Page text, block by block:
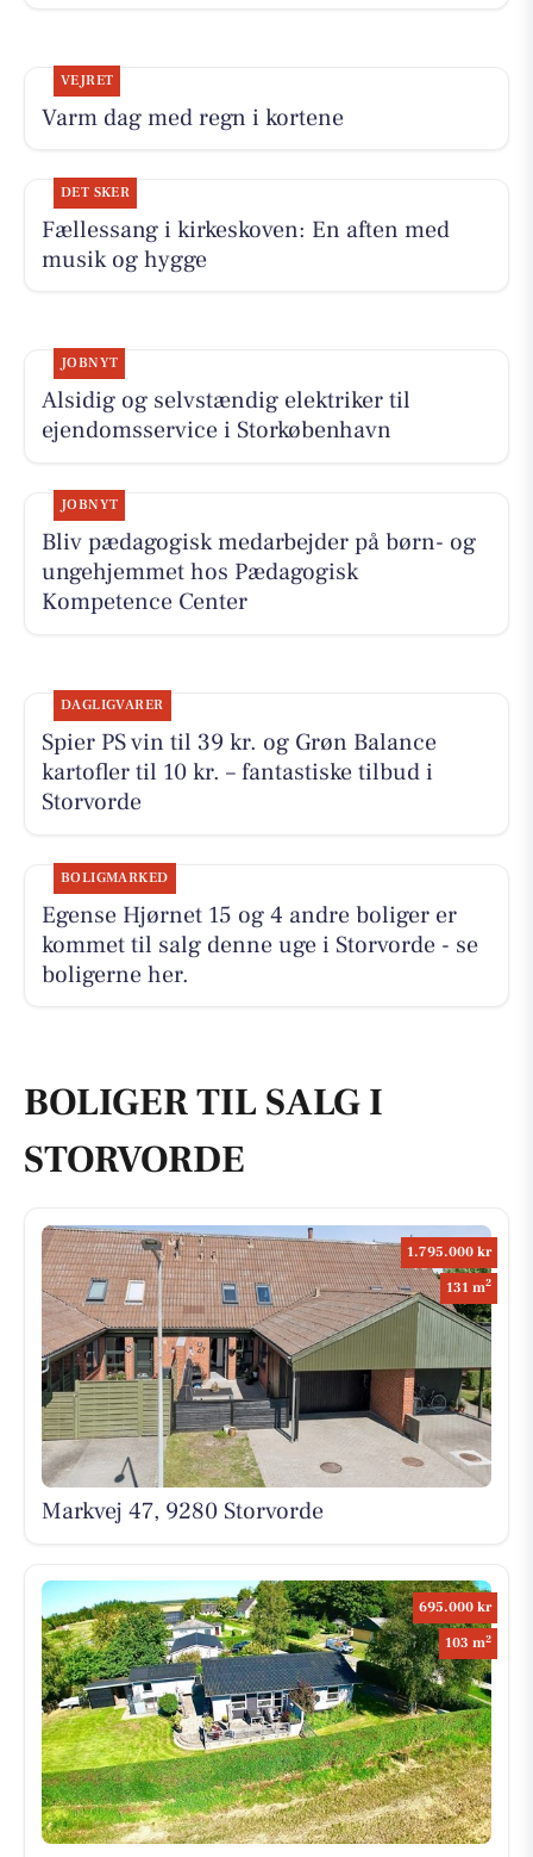
VEJRET
Varm dag med regn i kortene
DET SKER
Fællessang i kirkeskoven: En aften med
musik og hygge
JOBNYT
Alsidig og selvstændig elektriker til
ejendomsservice i Storkøbenhavn
JOBNYT
Bliv pædagogisk medarbejder på børn- og
ungehjemmet hos Pædagogisk
Kompetence Center
DAGLIGVARER
Spier PS vin til 39 kr. og Grøn Balance
kartofler til 10 kr. – fantastiske tilbud i
Storvorde
BOLIGMARKED
Egense Hjørnet 15 og 4 andre boliger er
kommet til salg denne uge i Storvorde - se
boligerne her.
BOLIGER TIL SALG I
STORVORDE
1.795.000 kr
131 m2
Markvej 47, 9280 Storvorde
695.000 kr
103 m2